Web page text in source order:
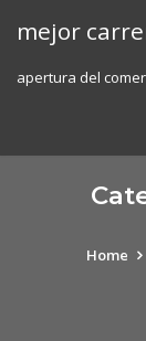
mejor
apertura del
Home